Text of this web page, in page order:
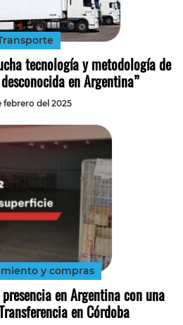
tecnología y metodología de
en Argentina”
febrero del 2025
y compras
en Argentina con una
en Córdoba